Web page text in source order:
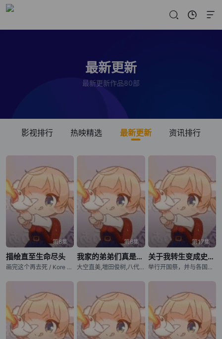
最新更新
最新更新作品80部
影视排行 热映精选 最新更新 资讯排行
第6集
描绘直至生命尽头
画完这个再去死 / Kore Kaite Shine / Draw This, Then Die! / 画完这个就去死
第6集
我家的弟弟们真是让您费心了
大空直美,増田俊树,八代拓,小野贤章,寺泽百花,小野大辅,远藤綾
第17集
关于我转生变成史莱姆这档事 第四季
举行开国祭，并与各国建立起邦交的魔国联邦「坦派斯特」，朝着实现让人类与魔物一起生活的世界「人魔共荣圈」迈出了步伐。 跨越种族的隔阂携手合作，魔国联邦「坦派斯特」日益繁荣。然而，在这背后，却有些人将魔